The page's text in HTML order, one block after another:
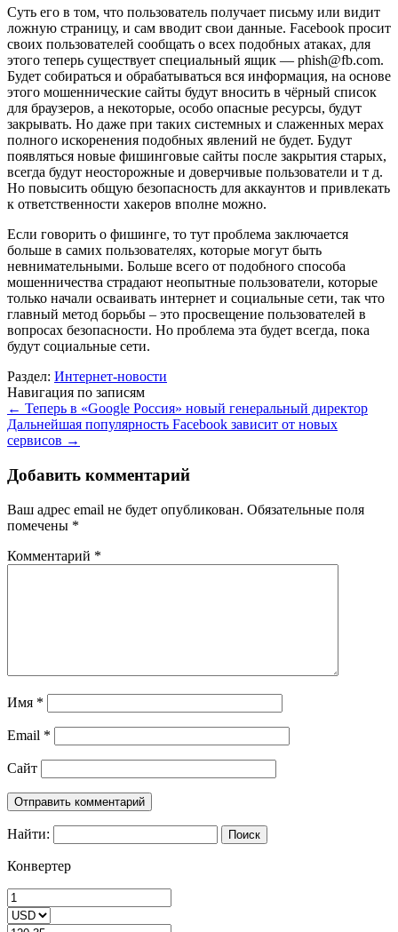
Суть его в том, что пользователь получает письму или видит
ложную страницу, и сам вводит свои данные. Facebook просит
своих пользователей сообщать о всех подобных атаках, для
этого теперь существует специальный ящик — phish@fb.com.
Будет собираться и обрабатываться вся информация, на основе
этого мошеннические сайты будут вносить в чёрный список
для браузеров, а некоторые, особо опасные ресурсы, будут
закрывать. Но даже при таких системных и слаженных мерах
полного искоренения подобных явлений не будет. Будут
появляться новые фишинговые сайты после закрытия старых,
всегда будут неосторожные и доверчивые пользователи и т д.
Но повысить общую безопасность для аккаунтов и привлекать
к ответственности хакеров вполне можно.
Если говорить о фишинге, то тут проблема заключается
больше в самих пользователях, которые могут быть
невнимательными. Больше всего от подобного способа
мошенничества страдают неопытные пользователи, которые
только начали осваивать интернет и социальные сети, так что
главный метод борьбы – это просвещение пользователей в
вопросах безопасности. Но проблема эта будет всегда, пока
будут социальные сети.
Раздел: Интернет-новости
Навигация по записям
← Теперь в «Google Россия» новый генеральный директор
Дальнейшая популярность Facebook зависит от новых
сервисов →
Добавить комментарий
Ваш адрес email не будет опубликован. Обязательные поля
помечены *
Комментарий *
Имя *
Email *
Сайт
Найти:
Конвертер